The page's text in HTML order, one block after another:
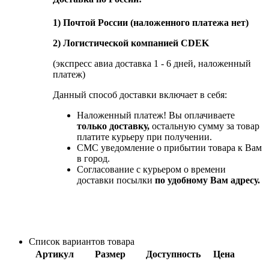
1) Почтой России (наложенного платежа нет)
2) Логистической компанией CDEK
(экспресс авиа доставка 1 - 6 дней, наложенный
платеж)
Данный способ доставки включает в себя:
Наложенный платеж! Вы оплачиваете
только доставку, остальную сумму за товар
платите курьеру при получении.
СМС уведомление о прибытии товара к Вам
в город.
Согласование с курьером о времени
доставки посылки по удобному Вам адресу.
Список вариантов товара
Артикул
Размер Доступность
Цена